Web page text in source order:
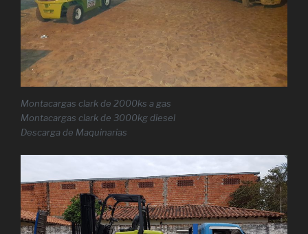
Montacargas clark de 2000ks a gas
Montacargas clark de 3000kg diesel
Descarga de Maquinarias